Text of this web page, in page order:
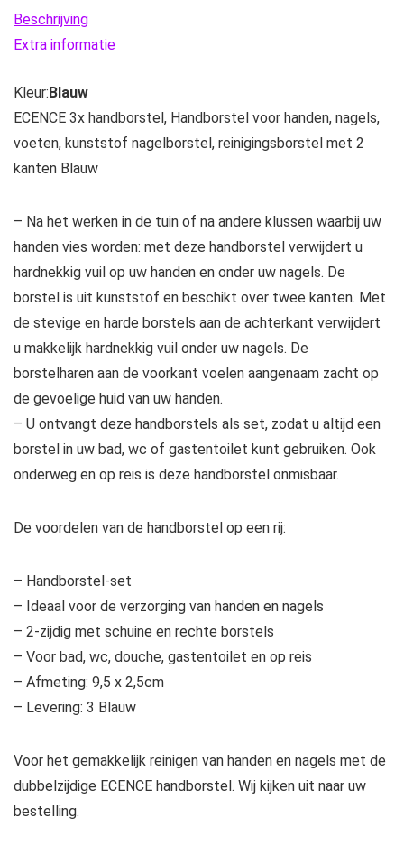
kunststof
nagelborstel,
met
2
kanten…
hoeveelheid
Beschrijving
Extra informatie
Kleur:Blauw
ECENCE 3x handborstel, Handborstel voor handen, nagels,
voeten, kunststof nagelborstel, reinigingsborstel met 2
kanten Blauw
– Na het werken in de tuin of na andere klussen waarbij uw
handen vies worden: met deze handborstel verwijdert u
hardnekkig vuil op uw handen en onder uw nagels. De
borstel is uit kunststof en beschikt over twee kanten. Met
de stevige en harde borstels aan de achterkant verwijdert
u makkelijk hardnekkig vuil onder uw nagels. De
borstelharen aan de voorkant voelen aangenaam zacht op
de gevoelige huid van uw handen.
– U ontvangt deze handborstels als set, zodat u altijd een
borstel in uw bad, wc of gastentoilet kunt gebruiken. Ook
onderweg en op reis is deze handborstel onmisbaar.
De voordelen van de handborstel op een rij:
– Handborstel-set
– Ideaal voor de verzorging van handen en nagels
– 2-zijdig met schuine en rechte borstels
– Voor bad, wc, douche, gastentoilet en op reis
– Afmeting: 9,5 x 2,5cm
– Levering: 3 Blauw
Voor het gemakkelijk reinigen van handen en nagels met de
dubbelzijdige ECENCE handborstel. Wij kijken uit naar uw
bestelling.